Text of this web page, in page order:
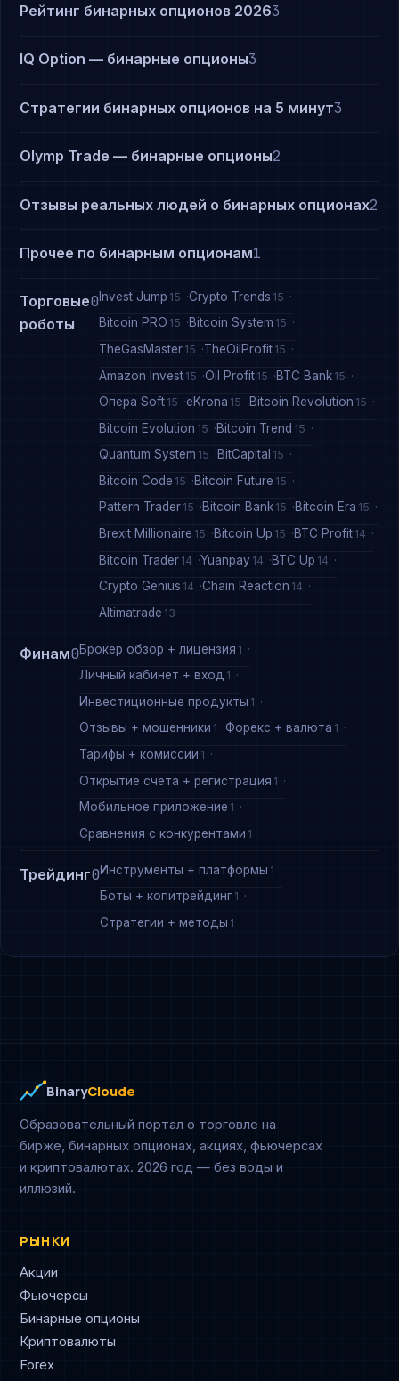
Рейтинг бинарных опционов 20263
IQ Option — бинарные опционы3
Стратегии бинарных опционов на 5 минут3
Olymp Trade — бинарные опционы2
Отзывы реальных людей о бинарных опционах2
Прочее по бинарным опционам1
Торговые
роботы
0 Invest Jump 15 Crypto Trends 15
Bitcoin PRO 15 Bitcoin System 15
TheGasMaster 15 TheOilProfit 15
Amazon Invest 15 Oil Profit 15 BTC Bank 15
Опера Soft 15 eKrona 15 Bitcoin Revolution 15
Bitcoin Evolution 15 Bitcoin Trend 15
Quantum System 15 BitCapital 15
Bitcoin Code 15 Bitcoin Future 15
Pattern Trader 15 Bitcoin Bank 15 Bitcoin Era 15
Brexit Millionaire 15 Bitcoin Up 15 BTC Profit 14
Bitcoin Trader 14 Yuanpay 14 BTC Up 14
Crypto Genius 14 Chain Reaction 14
Altimatrade 13
Финам0Брокер обзор + лицензия 1
Личный кабинет + вход 1
Инвестиционные продукты 1
Отзывы + мошенники 1 Форекс + валюта 1
Тарифы + комиссии 1
Открытие счёта + регистрация 1
Мобильное приложение 1
Сравнения с конкурентами 1
Трейдинг0Инструменты + платформы 1
Боты + копитрейдинг 1
Стратегии + методы 1
BinaryCloude
Образовательный портал о торговле на
бирже, бинарных опционах, акциях, фьючерсах
и криптовалютах. 2026 год — без воды и
иллюзий.
РЫНКИ
Акции
Фьючерсы
Бинарные опционы
Криптовалюты
Forex